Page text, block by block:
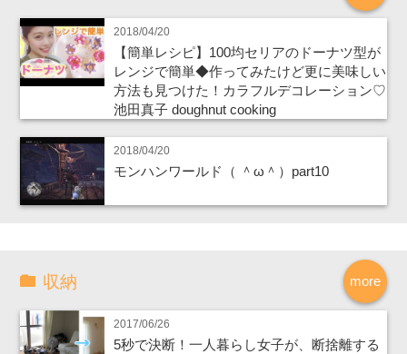
2018/04/20
【簡単レシピ】100均セリアのドーナツ型が
レンジで簡単◆作ってみたけど更に美味しい
方法も見つけた！カラフルデコレーション♡
池田真子 doughnut cooking
2018/04/20
モンハンワールド（ ＾ω＾）part10
more
収納
2017/06/26
5秒で決断！一人暮らし女子が、断捨離する